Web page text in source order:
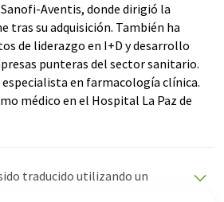
Aventis, donde dirigió la
tras su adquisición. También ha
de liderazgo en I+D y desarrollo
punteras del sector sanitario.
especialista en farmacología clínica.
médico en el Hospital La Paz de
traducido utilizando un